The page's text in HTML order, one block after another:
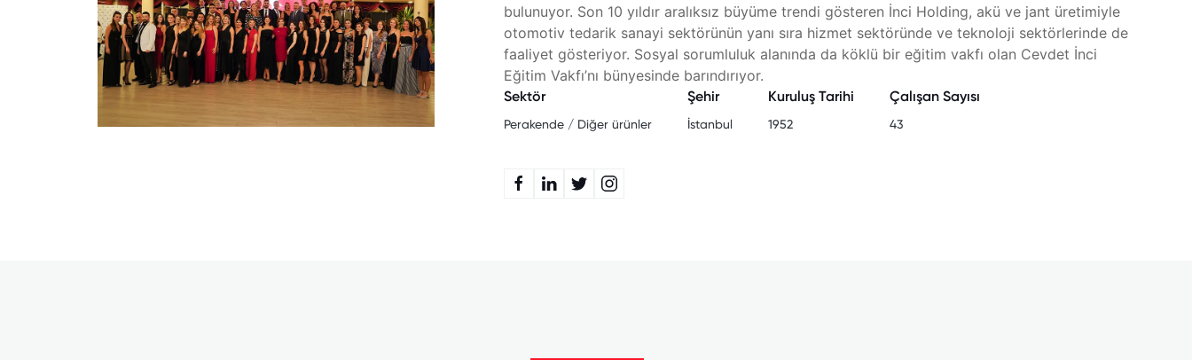
bulunuyor. Son 10 yıldır aralıksız büyüme trendi gösteren İnci Holding, akü ve jant üretimiyle
otomotiv tedarik sanayi sektörünün yanı sıra hizmet sektöründe ve teknoloji sektörlerinde de
faaliyet gösteriyor. Sosyal sorumluluk alanında da köklü bir eğitim vakfı olan Cevdet İnci
Eğitim Vakfı’nı bünyesinde barındırıyor.
Sektör
Perakende / Diğer ürünler
Şehir
İstanbul
Kuruluş Tarihi
1952
Çalışan Sayısı
43